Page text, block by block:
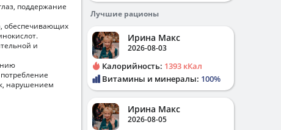
поддержание
обеспечивающих
и
нарушением
Лучшие рационы
Ирина Макс
2026-08-03
Калорийность: 1393 кКал
Витамины и минералы: 100%
Ирина Макс
2026-08-05